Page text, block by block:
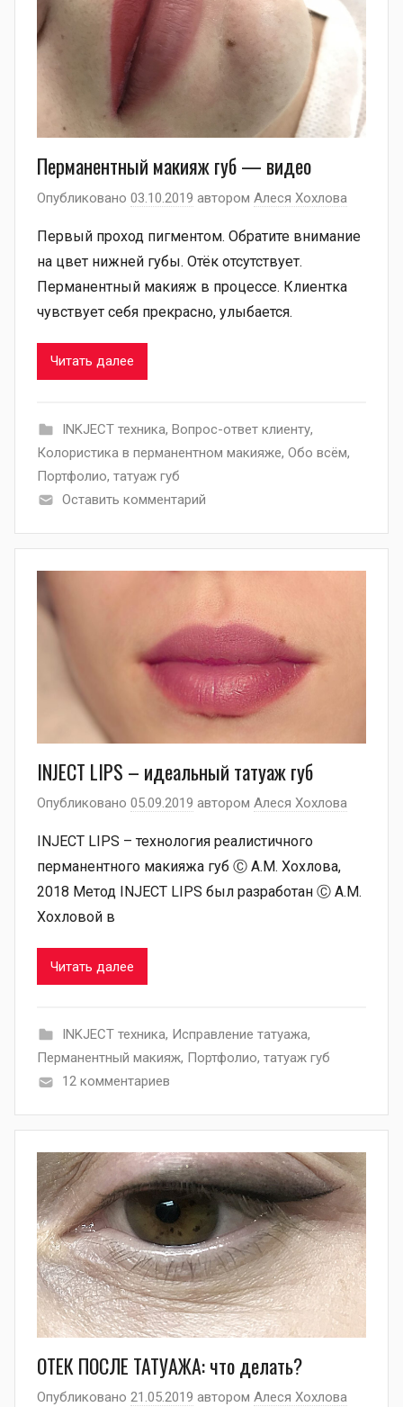
Перманентный макияж губ — видео
Опубликовано 03.10.2019 автором Алеся Хохлова
Первый проход пигментом. Обратите внимание
на цвет нижней губы. Отёк отсутствует.
Перманентный макияж в процессе. Клиентка
чувствует себя прекрасно, улыбается.
Читать далее
INKJECT техника, Вопрос-ответ клиенту,
Колористика в перманентном макияже, Обо всём,
Портфолио, татуаж губ
Оставить комментарий
INJECT LIPS – идеальный татуаж губ
Опубликовано 05.09.2019 автором Алеся Хохлова
INJECT LIPS – технология реалистичного
перманентного макияжа губ Ⓒ А.М. Хохлова,
2018 Метод INJECT LIPS был разработан Ⓒ А.М.
Хохловой в
Читать далее
INKJECT техника, Исправление татуажа,
Перманентный макияж, Портфолио, татуаж губ
12 комментариев
ОТЕК ПОСЛЕ ТАТУАЖА: что делать?
Опубликовано 21.05.2019 автором Алеся Хохлова